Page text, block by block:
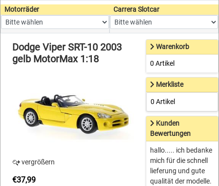
Motorräder Carrera Slotcar
Dodge Viper SRT-10 2003
gelb MotorMax 1:18
vergrößern
€37,99
Warenkorb
0 Artikel
Merkliste
0 Artikel
Kunden
Bewertungen
hallo..... ich bedanke
mich für die schnell
lieferung und gute
qualität der modelle.